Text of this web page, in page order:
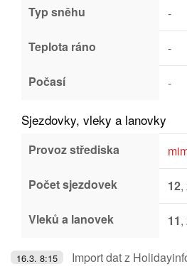
Typ sněhu -
Teplota ráno -
Počasí -
Sjezdovky, vleky a lanovky
Provoz střediska
Počet sjezdovek 12,
Vleků a lanovek 11,
16.3. 8:15
Import dat z